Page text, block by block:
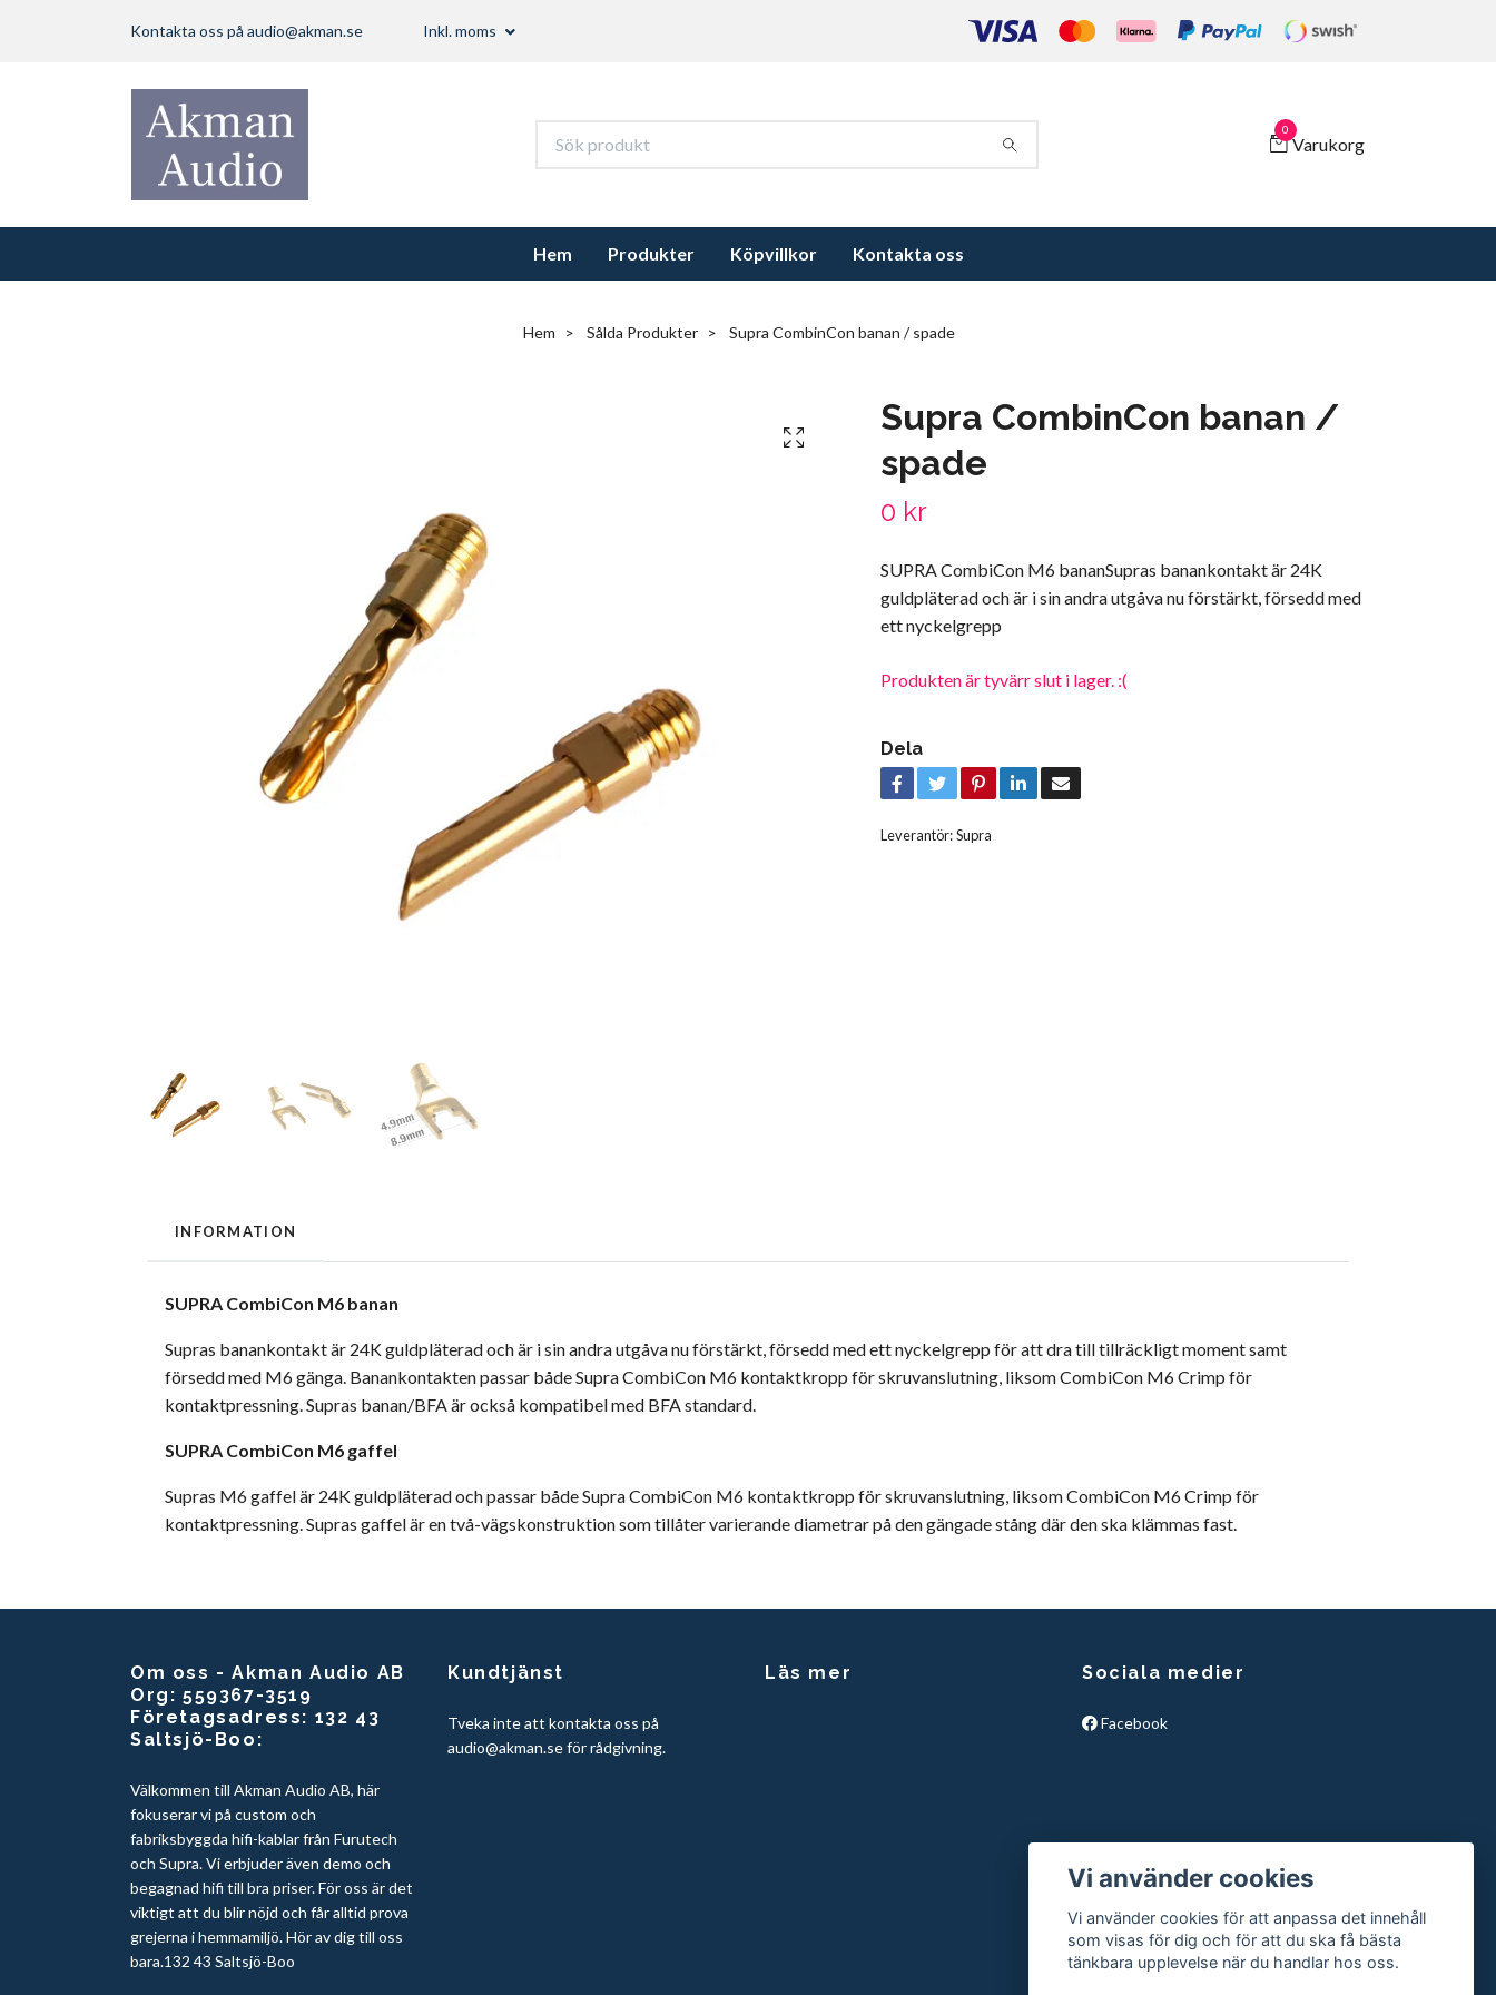
Kontakta oss på audio@akman.se Inkl. moms
0
Varukorg
Hem Produkter Köpvillkor Kontakta oss
Hem Sålda Produkter Supra CombinCon banan / spade
Supra CombinCon banan /
spade
0 kr
SUPRA CombiCon M6 bananSupras banankontakt är 24K
guldpläterad och är i sin andra utgåva nu förstärkt, försedd med
ett nyckelgrepp
Produkten är tyvärr slut i lager. :(
Dela
Leverantör:Supra
INFORMATION
SUPRA CombiCon M6 banan
Supras banankontakt är 24K guldpläterad och är i sin andra utgåva nu förstärkt, försedd med ett nyckelgrepp för att dra till tillräckligt moment samt
försedd med M6 gänga. Banankontakten passar både Supra CombiCon M6 kontaktkropp för skruvanslutning, liksom CombiCon M6 Crimp för
kontaktpressning. Supras banan/BFA är också kompatibel med BFA standard.
SUPRA CombiCon M6 gaffel
Supras M6 gaffel är 24K guldpläterad och passar både Supra CombiCon M6 kontaktkropp för skruvanslutning, liksom CombiCon M6 Crimp för
kontaktpressning. Supras gaffel är en två-vägskonstruktion som tillåter varierande diametrar på den gängade stång där den ska klämmas fast.
Om oss - Akman Audio AB
Org: 559367-3519
Företagsadress: 132 43
Saltsjö-Boo:
Välkommen till Akman Audio AB, här
fokuserar vi på custom och
fabriksbyggda hifi-kablar från Furutech
och Supra. Vi erbjuder även demo och
begagnad hifi till bra priser. För oss är det
viktigt att du blir nöjd och får alltid prova
grejerna i hemmamiljö. Hör av dig till oss
bara.132 43 Saltsjö-Boo
Kundtjänst
Tveka inte att kontakta oss på
audio@akman.seför rådgivning.
Läs mer Sociala medier
Facebook
Vi använder cookies
Vi använder cookies för att anpassa det innehåll
som visas för dig och för att du ska få bästa
tänkbara upplevelse när du handlar hos oss.